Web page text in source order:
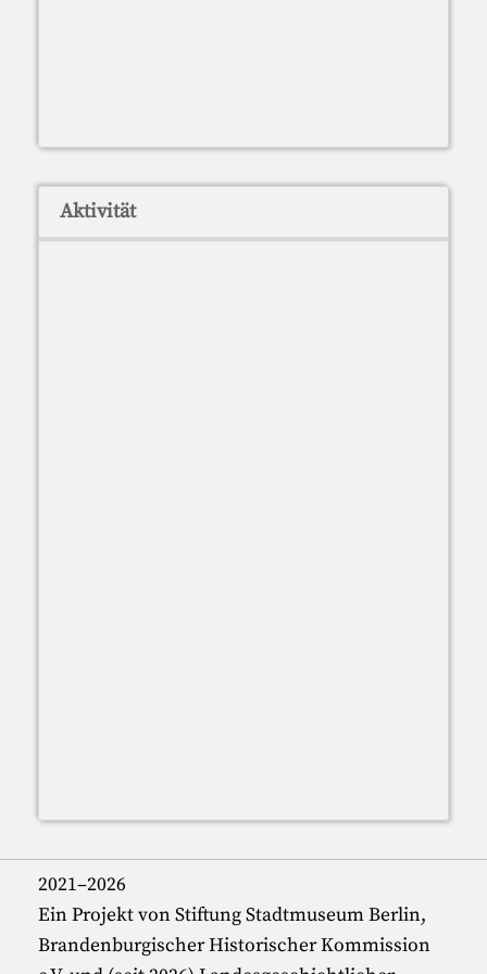
Aktivität
2021–2026
Ein Projekt von Stiftung Stadtmuseum Berlin,
Brandenburgischer Historischer Kommission